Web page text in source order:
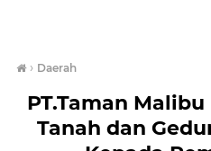
› Daerah
PT.Taman
Tanah dan